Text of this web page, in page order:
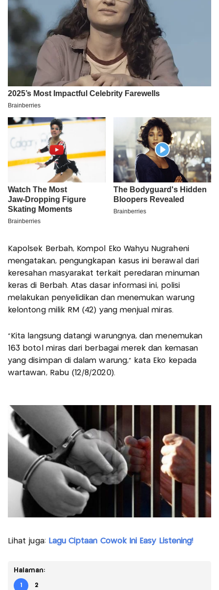
Kapolsek Berbah, Kompol Eko Wahyu Nugraheni
mengatakan, pengungkapan kasus ini berawal dari
keresahan masyarakat terkait peredaran minuman
keras di Berbah. Atas dasar informasi ini, polisi
melakukan penyelidikan dan menemukan warung
kelontong milik RM (42) yang menjual miras.
“Kita langsung datangi warungnya, dan menemukan
163 botol miras dari berbagai merek dan kemasan
yang disimpan di dalam warung,” kata Eko kepada
wartawan, Rabu (12/8/2020).
Lihat juga: Lagu Ciptaan Cowok Ini Easy Listening!
Halaman:
1 2